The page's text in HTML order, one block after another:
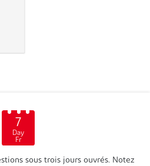
7
Day
Fr
sous trois jours ouvrés. Notez